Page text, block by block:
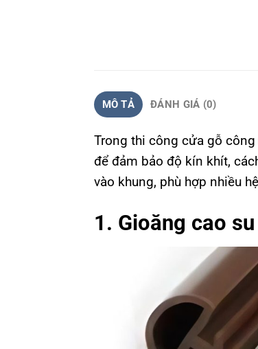
MÔ TẢ ĐÁNH GIÁ (0)
Trong thi công cửa gỗ
để đảm bảo độ kín khít,
vào khung, phù hợp nhiều
1. Gioăng cao